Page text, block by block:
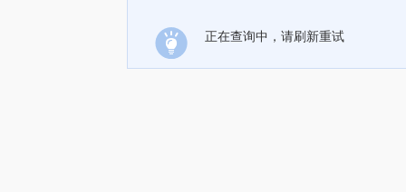
正在查询中，请刷新重试